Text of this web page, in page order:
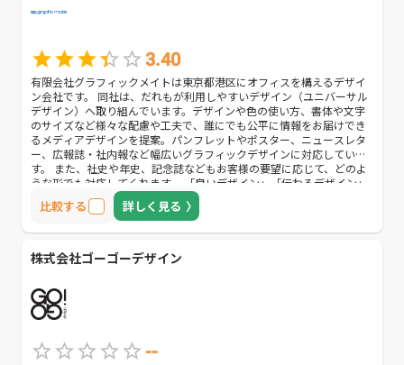
3.40
有限会社グラフィックメイトは東京都港区にオフィスを構えるデザイ
ン会社です。 同社は、だれもが利用しやすいデザイン（ユニバーサル
デザイン）へ取り組んでいます。デザインや色の使い方、書体や文字
のサイズなど様々な配慮や工夫で、誰にでも公平に情報をお届けでき
るメディアデザインを提案。パンフレットやポスター、ニュースレタ
ー、広報誌・社内報など幅広いグラフィックデザインに対応していま
す。 また、社史や年史、記念誌などもお客様の要望に応じて、どのよ
うな形でも対応してくれます。 「良いデザイン」「伝わるデザイン」
に悩んでいる方は、是非一度問い合わせてみましょう。
比較する 詳しく見る
株式会社ゴーゴーデザイン
--